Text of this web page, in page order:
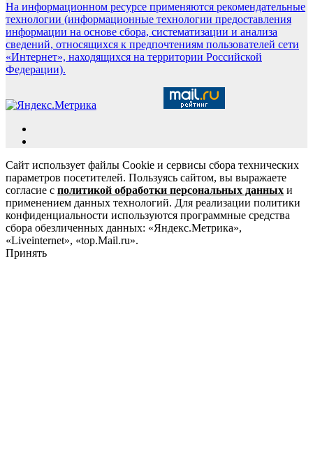
На информационном ресурсе применяются рекомендательные
технологии (информационные технологии предоставления
информации на основе сбора, систематизации и анализа
сведений, относящихся к предпочтениям пользователей сети
«Интернет», находящихся на территории Российской
Федерации).
Сайт использует файлы Cookie и сервисы сбора технических
параметров посетителей. Пользуясь сайтом, вы выражаете
согласие с политикой обработки персональных данных и
применением данных технологий. Для реализации политики
конфиденциальности используются программные средства
сбора обезличенных данных: «Яндекс.Метрика»,
«Liveinternet», «top.Mail.ru».
Принять